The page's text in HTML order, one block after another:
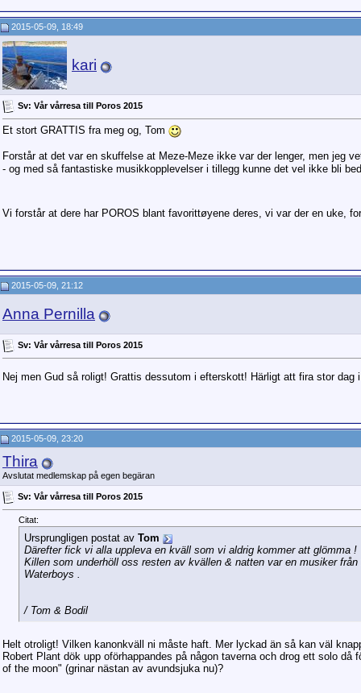
2015-05-09, 18:49
kari
Sv: Vår vårresa till Poros 2015
Et stort GRATTIS fra meg og, Tom
Forstår at det var en skuffelse at Meze-Meze ikke var der lenger, men jeg
- og med så fantastiske musikkopplevelser i tillegg kunne det vel ikke bli
Vi forstår at dere har POROS blant favorittøyene deres, vi var der en uke,
2015-05-09, 21:12
Anna Pernilla
Sv: Vår vårresa till Poros 2015
Nej men Gud så roligt! Grattis dessutom i efterskott! Härligt att fira stor dag
2015-05-09, 23:20
Thira
Avslutat medlemskap på egen begäran
Sv: Vår vårresa till Poros 2015
Citat:
Ursprungligen postat av Tom
Därefter fick vi alla uppleva en kväll som vi aldrig kommer att glömma !
Killen som underhöll oss resten av kvällen & natten var en musiker
Waterboys .
/ Tom & Bodil
Helt otroligt! Vilken kanonkväll ni måste haft. Mer lyckad än så kan väl
Robert Plant dök upp oförhappandes på någon taverna och drog ett solo
of the moon" (grinar nästan av avundsjuka nu)?